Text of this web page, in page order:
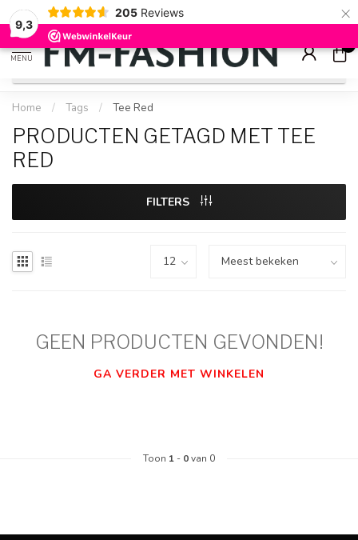
9,3
205 Reviews ×
Check onzesale artikelenvoor flinke kortingen
MENU
0
Home / Tags / Tee Red
PRODUCTEN GETAGD MET TEE
RED
FILTERS
GEEN PRODUCTEN GEVONDEN!
GA VERDER MET WINKELEN
Toon 1 - 0van 0